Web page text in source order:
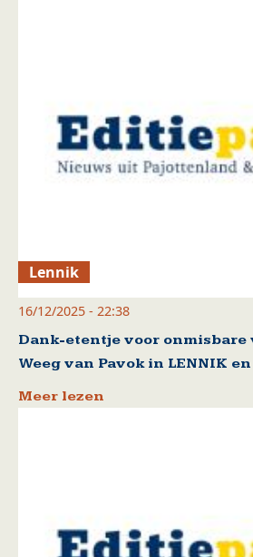
Lennik
16/12/2025 - 22:38
Dank-etentje voor
Weeg van Pavok in LENNIK en
Meer lezen